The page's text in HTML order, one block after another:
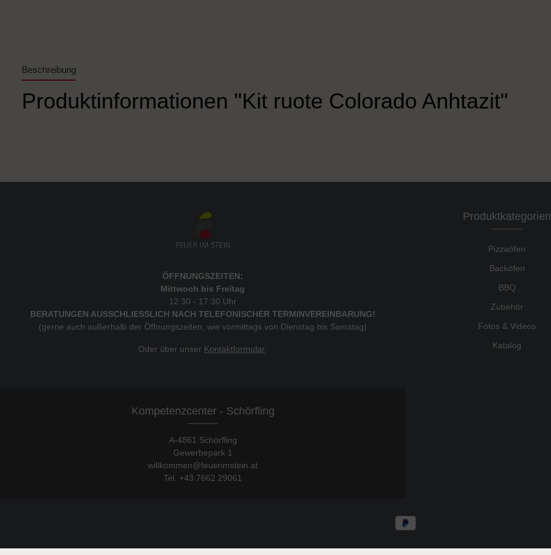
Beschreibung
Produktinformationen "Kit ruote Colorado Anhtazit"
Kompetenzcenter - Schörfling
A-4861 Schörfling
Gewerbepark 1
willkommen@feuerimstein.at
Tel. +43 7662 29061
ÖFFNUNGSZEITEN:
Mittwoch bis Freitag
12:30 - 17:30 Uhr
BERATUNGEN AUSSCHLIESSLICH NACH TELEFONISCHER TERMINVEREINBARUNG!
(gerne auch außerhalb der Öffnungszeiten, wie vormittags von Dienstag bis Samstag)
Oder über unser Kontaktformular
Produktkategorien
Pizzaöfen
Backöfen
BBQ
Zubehör
Fotos & Videos
Katalog